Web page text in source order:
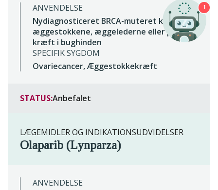
ANVENDELSE
Nydiagnosticeret BRCA-muteret kræft i
æggestokkene, æggelederne eller primær
kræft i bughinden
SPECIFIK SYGDOM
Ovariecancer, Æggestokkekræft
STATUS:Anbefalet
LÆGEMIDLER OG INDIKATIONSUDVIDELSER
Olaparib (Lynparza)
ANVENDELSE
1